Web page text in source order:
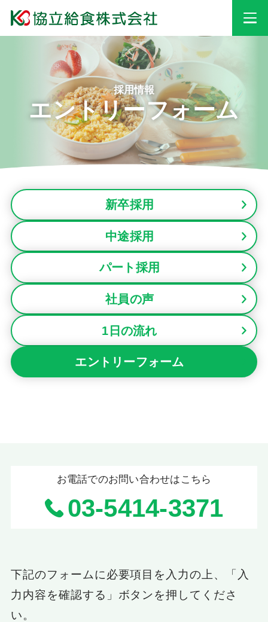
事業情報
安心・安全への取り組み
採用情報
お知らせ
採用情報
エントリーフォーム
新卒採用
中途採用
パート採用
社員の声
1日の流れ
エントリーフォーム
お電話でのお問い合わせはこちら
03-5414-3371
下記のフォームに必要項目を入力の上、「入
力内容を確認する」ボタンを押してくださ
い。